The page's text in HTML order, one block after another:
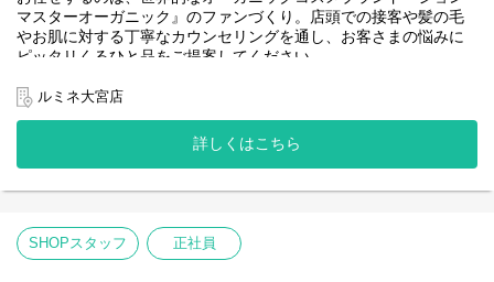
マスターオーガニック』のファンづくり。店頭での接客や髪の毛
やお肌に対する丁寧なカウンセリングを通し、お客さまの悩みに
ピッタリくるひと品をご提案してください。
＜取扱いブランド＞
[john masters organics]
発により生み出されたスキンケア&ヘアケアのブランドです。
農薬や化学肥料を使わずに栽培され、収穫されたオーガニックで
ナチュラルな原料を使用しています。必要な美容成分を含むハー
ャーで、 ホリスティックな美容効果を追求しています。
ルミネ大宮店
詳しくはこちら
SHOPスタッフ 正社員